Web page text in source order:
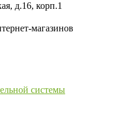
д.16, корп.1
магазинов
системы